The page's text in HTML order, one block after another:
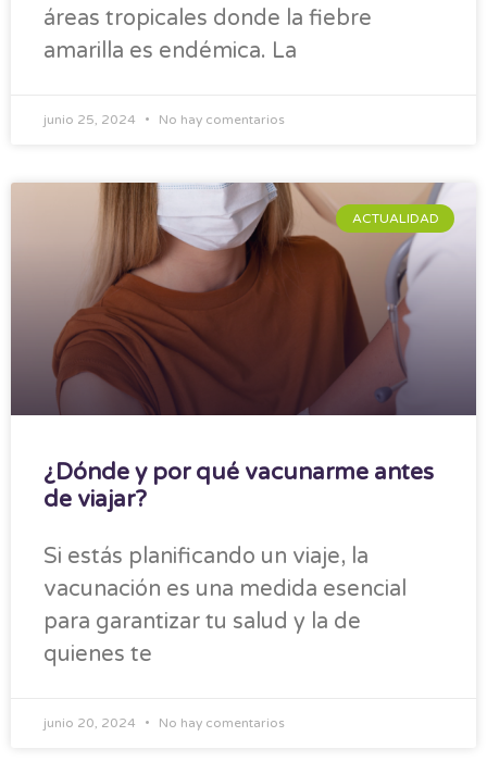
áreas tropicales donde la fiebre
amarilla es endémica. La
junio 25, 2024 No hay comentarios
ACTUALIDAD
¿Dónde y por qué vacunarme antes
de viajar?
Si estás planificando un viaje, la
vacunación es una medida esencial
para garantizar tu salud y la de
quienes te
junio 20, 2024 No hay comentarios